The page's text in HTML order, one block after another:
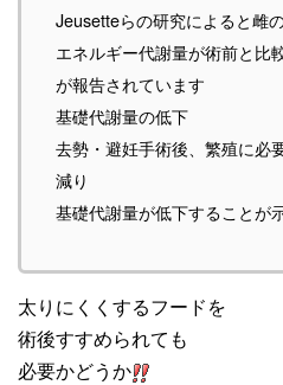
Jeusetteらの研究によると雌
エネルギー代謝量が術前と比
が報告されています
基礎代謝量の低下
去勢・避妊手術後、繁殖に必
減り
基礎代謝量が低下することが
太りにくくするフードを
術後すすめられても
必要かどうか